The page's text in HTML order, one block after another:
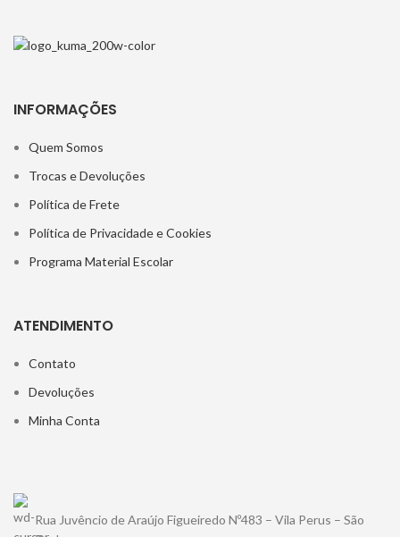
INFORMAÇÕES
Quem Somos
Trocas e Devoluções
Política de Frete
Política de Privacidade e Cookies
Programa Material Escolar
ATENDIMENTO
Contato
Devoluções
Minha Conta
Rua Juvêncio de Araújo Figueiredo Nº483 – Vila Perus – São